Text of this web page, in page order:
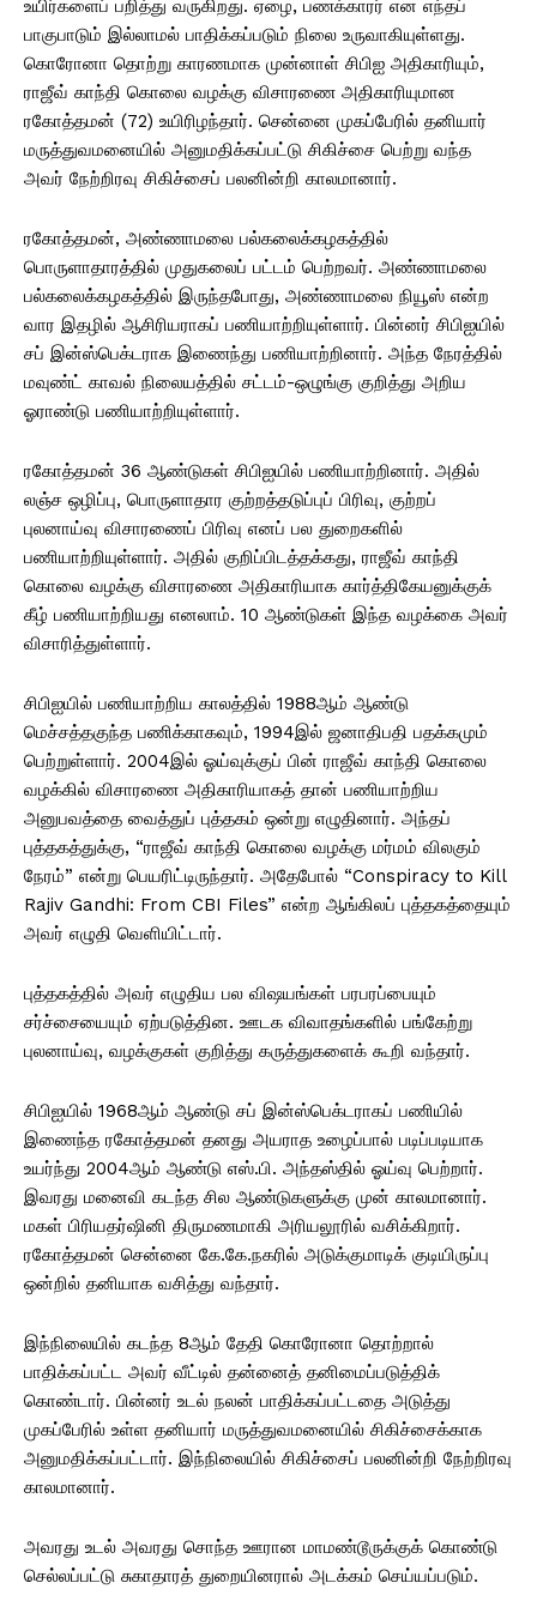
உயிர்களைப் பறித்து வருகிறது. ஏழை, பணக்காரர் என எந்தப்
பாகுபாடும் இல்லாமல் பாதிக்கப்படும் நிலை உருவாகியுள்ளது.
கொரோனா தொற்று காரணமாக முன்னாள் சிபிஐ அதிகாரியும்,
ராஜீவ் காந்தி கொலை வழக்கு விசாரணை அதிகாரியுமான
ரகோத்தமன் (72) உயிரிழந்தார். சென்னை முகப்பேரில் தனியார்
மருத்துவமனையில் அனுமதிக்கப்பட்டு சிகிச்சை பெற்று வந்த
அவர் நேற்றிரவு சிகிச்சைப் பலனின்றி காலமானார்.
ரகோத்தமன், அண்ணாமலை பல்கலைக்கழகத்தில்
பொருளாதாரத்தில் முதுகலைப் பட்டம் பெற்றவர். அண்ணாமலை
பல்கலைக்கழகத்தில் இருந்தபோது, அண்ணாமலை நியூஸ் என்ற
வார இதழில் ஆசிரியராகப் பணியாற்றியுள்ளார். பின்னர் சிபிஐயில்
சப் இன்ஸ்பெக்டராக இணைந்து பணியாற்றினார். அந்த நேரத்தில்
மவுண்ட் காவல் நிலையத்தில் சட்டம்-ஒழுங்கு குறித்து அறிய
ஓராண்டு பணியாற்றியுள்ளார்.
ரகோத்தமன் 36 ஆண்டுகள் சிபிஐயில் பணியாற்றினார். அதில்
லஞ்ச ஒழிப்பு, பொருளாதார குற்றத்தடுப்புப் பிரிவு, குற்றப்
புலனாய்வு விசாரணைப் பிரிவு எனப் பல துறைகளில்
பணியாற்றியுள்ளார். அதில் குறிப்பிடத்தக்கது, ராஜீவ் காந்தி
கொலை வழக்கு விசாரணை அதிகாரியாக கார்த்திகேயனுக்குக்
கீழ் பணியாற்றியது எனலாம். 10 ஆண்டுகள் இந்த வழக்கை அவர்
விசாரித்துள்ளார்.
சிபிஐயில் பணியாற்றிய காலத்தில் 1988ஆம் ஆண்டு
மெச்சத்தகுந்த பணிக்காகவும், 1994இல் ஜனாதிபதி பதக்கமும்
பெற்றுள்ளார். 2004இல் ஓய்வுக்குப் பின் ராஜீவ் காந்தி கொலை
வழக்கில் விசாரணை அதிகாரியாகத் தான் பணியாற்றிய
அனுபவத்தை வைத்துப் புத்தகம் ஒன்று எழுதினார். அந்தப்
புத்தகத்துக்கு, “ராஜீவ் காந்தி கொலை வழக்கு மர்மம் விலகும்
நேரம்” என்று பெயரிட்டிருந்தார். அதேபோல் “Conspiracy to Kill
Rajiv Gandhi: From CBI Files” என்ற ஆங்கிலப் புத்தகத்தையும்
அவர் எழுதி வெளியிட்டார்.
புத்தகத்தில் அவர் எழுதிய பல விஷயங்கள் பரபரப்பையும்
சர்ச்சையையும் ஏற்படுத்தின. ஊடக விவாதங்களில் பங்கேற்று
புலனாய்வு, வழக்குகள் குறித்து கருத்துகளைக் கூறி வந்தார்.
சிபிஐயில் 1968ஆம் ஆண்டு சப் இன்ஸ்பெக்டராகப் பணியில்
இணைந்த ரகோத்தமன் தனது அயராத உழைப்பால் படிப்படியாக
உயர்ந்து 2004ஆம் ஆண்டு எஸ்.பி. அந்தஸ்தில் ஓய்வு பெற்றார்.
இவரது மனைவி கடந்த சில ஆண்டுகளுக்கு முன் காலமானார்.
மகள் பிரியதர்ஷினி திருமணமாகி அரியலூரில் வசிக்கிறார்.
ரகோத்தமன் சென்னை கே.கே.நகரில் அடுக்குமாடிக் குடியிருப்பு
ஒன்றில் தனியாக வசித்து வந்தார்.
இந்நிலையில் கடந்த 8ஆம் தேதி கொரோனா தொற்றால்
பாதிக்கப்பட்ட அவர் வீட்டில் தன்னைத் தனிமைப்படுத்திக்
கொண்டார். பின்னர் உடல் நலன் பாதிக்கப்பட்டதை அடுத்து
முகப்பேரில் உள்ள தனியார் மருத்துவமனையில் சிகிச்சைக்காக
அனுமதிக்கப்பட்டார். இந்நிலையில் சிகிச்சைப் பலனின்றி நேற்றிரவு
காலமானார்.
அவரது உடல் அவரது சொந்த ஊரான மாமண்டூருக்குக் கொண்டு
செல்லப்பட்டு சுகாதாரத் துறையினரால் அடக்கம் செய்யப்படும்.